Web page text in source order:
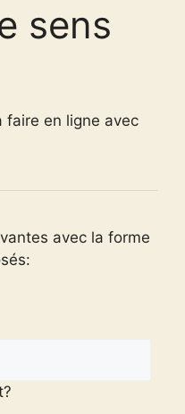
sens
faire en ligne avec
avec la forme